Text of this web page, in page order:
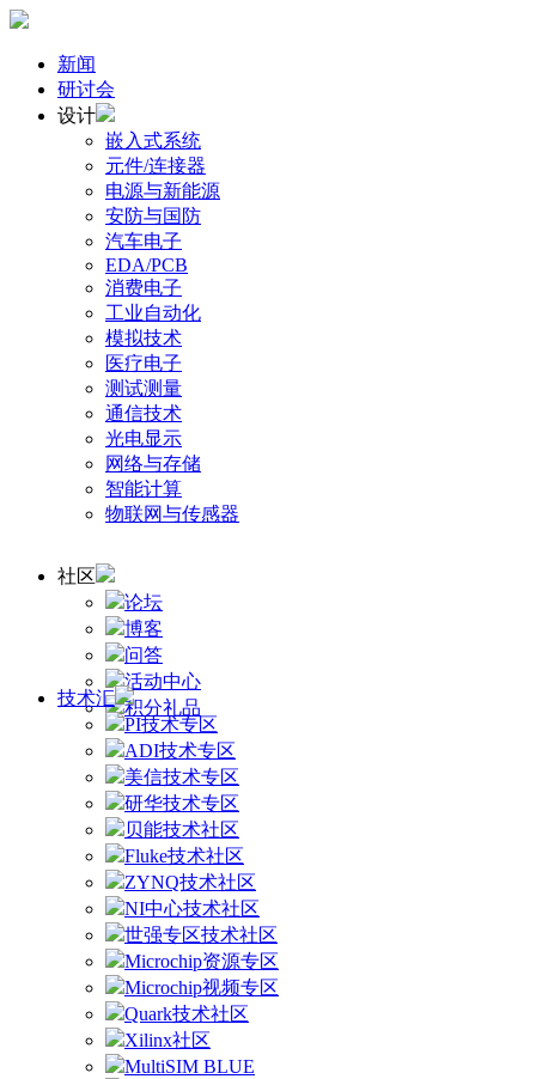
新闻
研讨会
设计
嵌入式系统
元件/连接器
电源与新能源
安防与国防
汽车电子
EDA/PCB
消费电子
工业自动化
模拟技术
医疗电子
测试测量
通信技术
光电显示
网络与存储
智能计算
物联网与传感器
社区
论坛
博客
问答
活动中心
积分礼品
技术汇
PI技术专区
ADI技术专区
美信技术专区
研华技术专区
贝能技术社区
Fluke技术社区
ZYNQ技术社区
NI中心技术社区
世强专区技术社区
Microchip资源专区
Microchip视频专区
Quark技术社区
Xilinx社区
MultiSIM BLUE